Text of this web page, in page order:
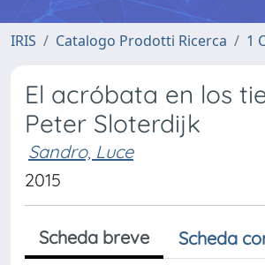
IRIS Catalogo Prodotti Ricerca 1
El acróbata en los
Peter Sloterdijk
Sandro, Luce
2015
Scheda breve Scheda